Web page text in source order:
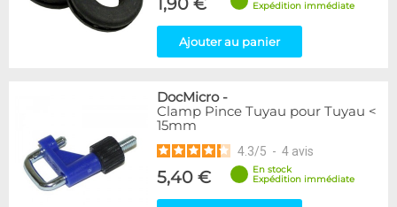
Expédition immédiate
Ajouter au panier
DocMicro-
Clamp Pince Tuyau pour Tuyau <
15mm
4.3/5 - 4 avis
5,40 €
En stock
Expédition immédiate